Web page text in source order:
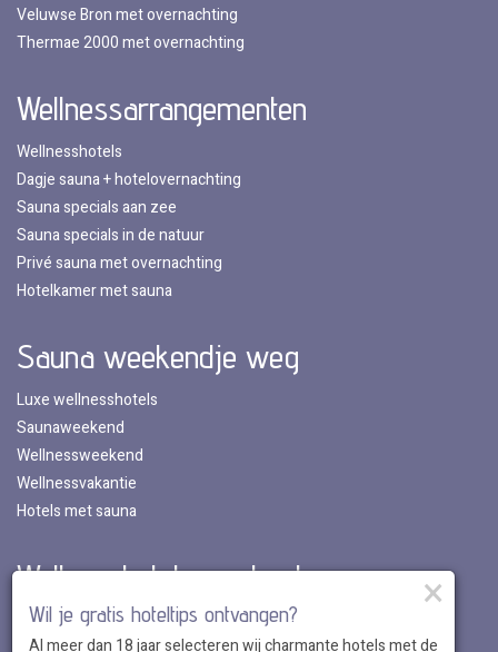
Veluwse Bron met overnachting
Thermae 2000 met overnachting
Wellnessarrangementen
Wellnesshotels
Dagje sauna + hotelovernachting
Sauna specials aan zee
Sauna specials in de natuur
Privé sauna met overnachting
Hotelkamer met sauna
Sauna weekendje weg
Luxe wellnesshotels
Saunaweekend
Wellnessweekend
Wellnessvakantie
Hotels met sauna
Wellnesshotels per land
Wellnesshotels in Nederland
×
Wil je gratis hoteltips ontvangen?
Al meer dan 18 jaar selecteren wij charmante hotels met de